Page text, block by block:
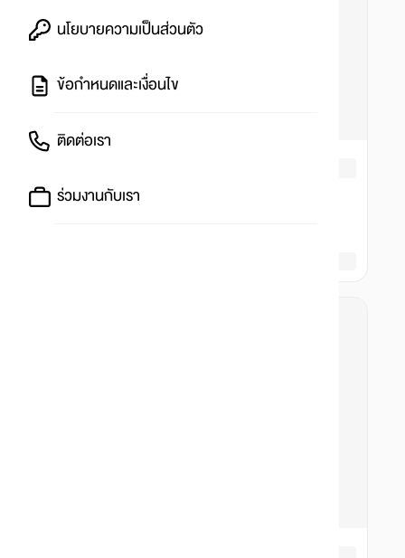
นโยบายความเป็นส่วนตัว
ข้อกำหนดและเงื่อนไข
ติดต่อเรา
ร่วมงานกับเรา